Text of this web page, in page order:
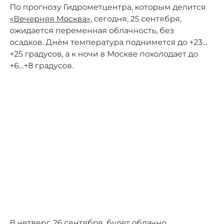
По прогнозу Гидрометцентра, которым делится
«Вечерняя Москва», сегодня, 25 сентября,
ожидается переменная облачность, без
осадков. Днём температура поднимется до +23…
+25 градусов, а к ночи в Москве похолодает до
+6…+8 градусов.